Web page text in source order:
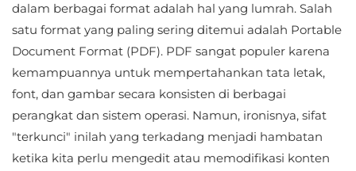
dalam berbagai format adalah hal yang lumrah. Salah
satu format yang paling sering ditemui adalah Portable
Document Format (PDF). PDF sangat populer karena
kemampuannya untuk mempertahankan tata letak,
font, dan gambar secara konsisten di berbagai
perangkat dan sistem operasi. Namun, ironisnya, sifat
"terkunci" inilah yang terkadang menjadi hambatan
ketika kita perlu mengedit atau memodifikasi konten